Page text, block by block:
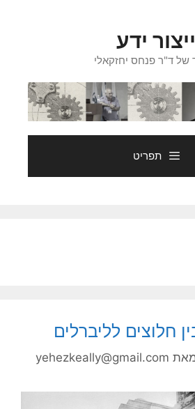
ייצור ידע
של ד"ר פנחס יחזקאלי
תפריט
חלוצים לליברלים
yehezkeally@gmail.com